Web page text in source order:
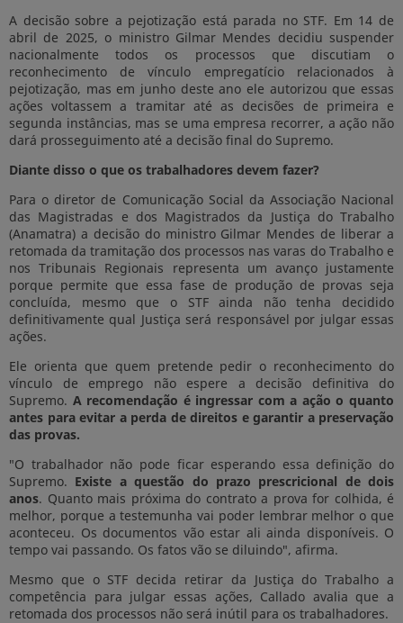
A decisão sobre a pejotização está parada no STF. Em 14 de
abril de 2025, o ministro Gilmar Mendes decidiu suspender
nacionalmente todos os processos que discutiam o
reconhecimento de vínculo empregatício relacionados à
pejotização, mas em junho deste ano ele autorizou que essas
ações voltassem a tramitar até as decisões de primeira e
segunda instâncias, mas se uma empresa recorrer, a ação não
dará prosseguimento até a decisão final do Supremo.
Diante disso o que os trabalhadores devem fazer?
Para o diretor de Comunicação Social da Associação Nacional
das Magistradas e dos Magistrados da Justiça do Trabalho
(Anamatra) a decisão do ministro Gilmar Mendes de liberar a
retomada da tramitação dos processos nas varas do Trabalho e
nos Tribunais Regionais representa um avanço justamente
porque permite que essa fase de produção de provas seja
concluída, mesmo que o STF ainda não tenha decidido
definitivamente qual Justiça será responsável por julgar essas
ações.
Ele orienta que quem pretende pedir o reconhecimento do
vínculo de emprego não espere a decisão definitiva do
Supremo. A recomendação é ingressar com a ação o quanto
antes para evitar a perda de direitos e garantir a preservação
das provas.
"O trabalhador não pode ficar esperando essa definição do
Supremo. Existe a questão do prazo prescricional de dois
anos. Quanto mais próxima do contrato a prova for colhida, é
melhor, porque a testemunha vai poder lembrar melhor o que
aconteceu. Os documentos vão estar ali ainda disponíveis. O
tempo vai passando. Os fatos vão se diluindo", afirma.
Mesmo que o STF decida retirar da Justiça do Trabalho a
competência para julgar essas ações, Callado avalia que a
retomada dos processos não será inútil para os trabalhadores.